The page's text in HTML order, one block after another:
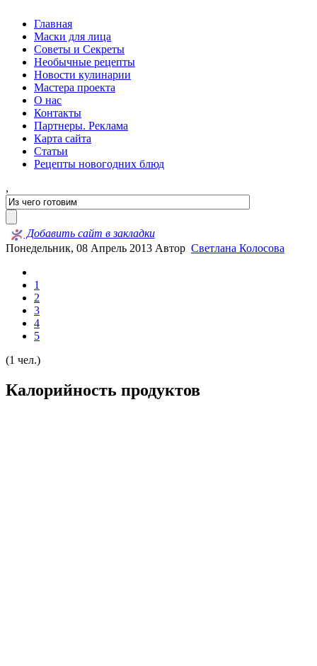
Главная
Маски для лица
Советы и Секреты
Необычные рецепты
Новости кулинарии
Мастера проекта
О нас
Контакты
Партнеры. Реклама
Карта сайта
Статьи
Рецепты новогодних блюд
,
Добавить сайт в закладки
Понедельник, 08 Апрель 2013 Автор Светлана Колосова
1
2
3
4
5
(1 чел.)
Калорийность продуктов